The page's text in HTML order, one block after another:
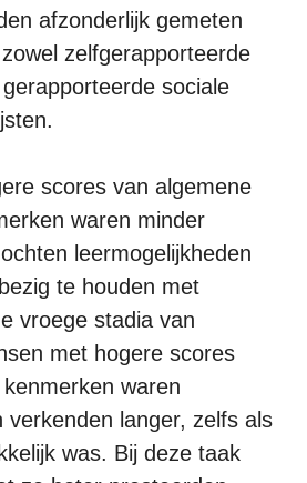
afzonderlijk gemeten
zelfgerapporteerde
sociale
scores van algemene
waren minder
leermogelijkheden
te houden met
vroege stadia van
met hogere scores
waren
verkenden langer, zelfs als
was. Bij deze taak